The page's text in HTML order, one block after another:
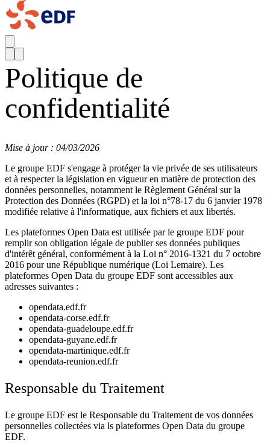
Politique de
confidentialité
Mise à jour : 04/03/2026
Le groupe EDF s'engage à protéger la vie privée de ses utilisateurs
et à respecter la législation en vigueur en matière de protection des
données personnelles, notamment le Règlement Général sur la
Protection des Données (RGPD) et la loi n°78-17 du 6 janvier 1978
modifiée relative à l'informatique, aux fichiers et aux libertés.
Les plateformes Open Data est utilisée par le groupe EDF pour
remplir son obligation légale de publier ses données publiques
d'intérêt général, conformément à la Loi n° 2016-1321 du 7 octobre
2016 pour une République numérique (Loi Lemaire). Les
plateformes Open Data du groupe EDF sont accessibles aux
adresses suivantes :
opendata.edf.fr
opendata-corse.edf.fr
opendata-guadeloupe.edf.fr
opendata-guyane.edf.fr
opendata-martinique.edf.fr
opendata-reunion.edf.fr
Responsable du Traitement
Le groupe EDF est le Responsable du Traitement de vos données
personnelles collectées via ls plateformes Open Data du groupe
EDF.